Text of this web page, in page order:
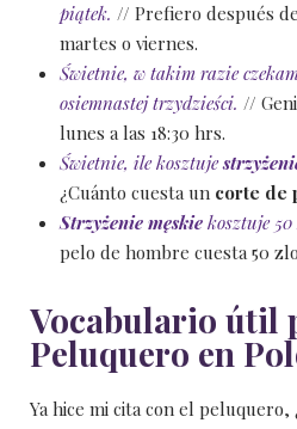
piątek. // Prefiero después
martes o viernes.
Świetnie, w takim razie
osiemnastej trzydzieści. //
lunes a las 18:30 hrs.
Świetnie, ile kosztuje
¿Cuánto cuesta un corte de
Strzyżenie męskie kosztuje 50
pelo de hombre cuesta 50
Vocabulario útil
Peluquero en
Ya hice mi cita con el peluquero,